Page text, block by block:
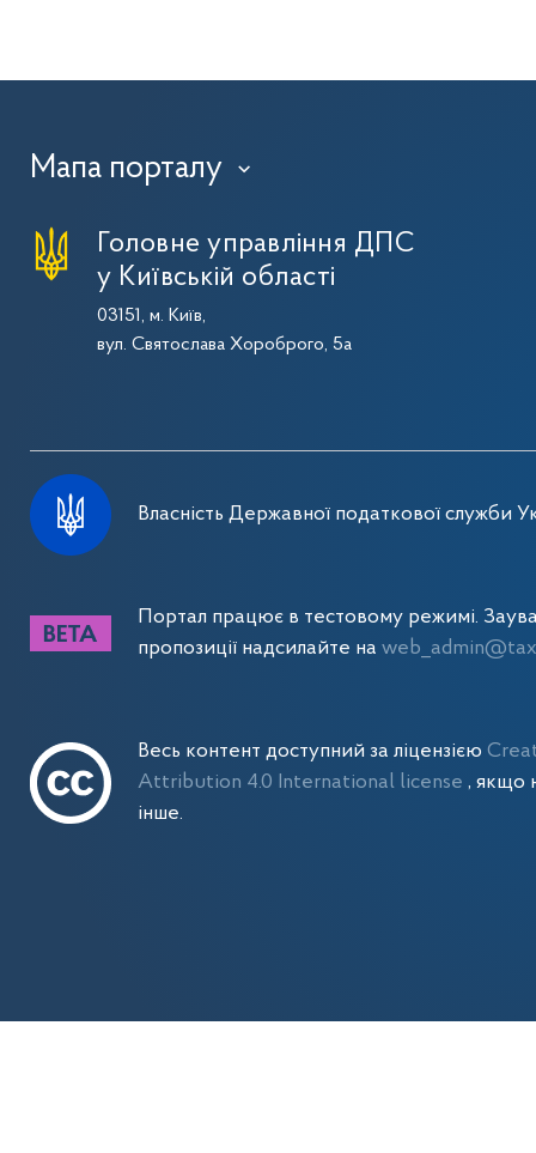
Мапа порталу ›
Головне управління ДПС
у Київській області
03151, м. Київ,
вул. Святослава Хороброго, 5а
Власність Державної податкової служби
Портал працює в тестовому режимі.
пропозиції надсилайте на
Весь контент доступний за ліцензією
Attribution 4.0 International license , якщо
інше.